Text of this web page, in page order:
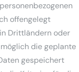
offengelegt
Drittländern oder
die geplante
gespeichert